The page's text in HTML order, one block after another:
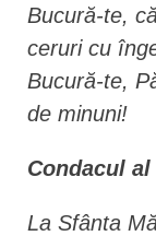
Bucură-te,
ceruri cu
Bucură-te,
de minuni!
Condacul al
La Sfânta